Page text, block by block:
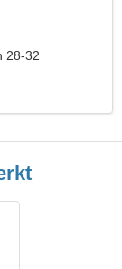
28-32